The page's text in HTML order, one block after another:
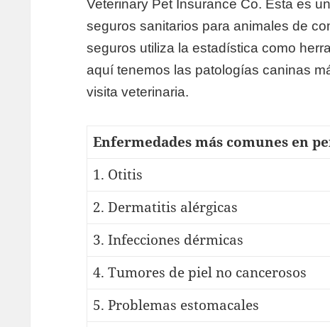
Veterinary Pet Insurance Co. Esta es
seguros sanitarios para animales de
seguros utiliza la estadística como
aquí tenemos las patologías caninas
visita veterinaria.
Enfermedades más comunes en
1. Otitis
2. Dermatitis alérgicas
3. Infecciones dérmicas
4. Tumores de piel no cancerosos
5. Problemas estomacales